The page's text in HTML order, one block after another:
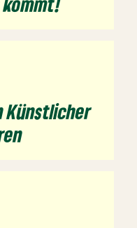
Künstlicher